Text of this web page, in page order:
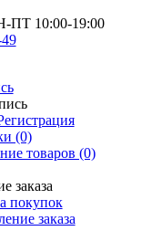
ПТ 10:00-19:00
(0)
товаров (0)
заказа
покупок
заказа